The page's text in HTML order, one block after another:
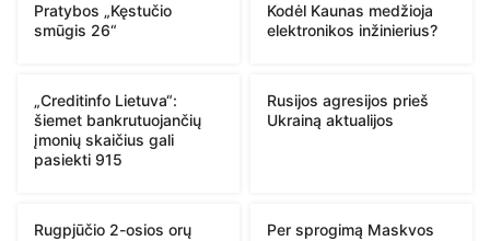
Pratybos „Kęstučio
smūgis 26“
Kodėl Kaunas medžioja
elektronikos inžinierius?
„Creditinfo Lietuva“:
šiemet bankrutuojančių
įmonių skaičius gali
pasiekti 915
Rusijos agresijos prieš
Ukrainą aktualijos
Rugpjūčio 2-osios orų
Per sprogimą Maskvos